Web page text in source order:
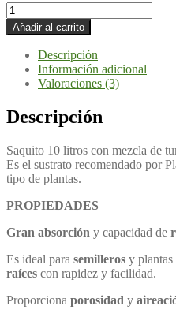
Saquito
turba
rubia/musgo
sphagnum
cantidad
Añadir al carrito
Descripción
Información adicional
Valoraciones (3)
Descripción
Saquito 10 litros con mezcla de
Es el sustrato recomendado por
tipo de plantas.
PROPIEDADES
Gran absorción y capacidad de
Es ideal para semilleros y plantas
raíces con rapidez y facilidad.
Proporciona porosidad y